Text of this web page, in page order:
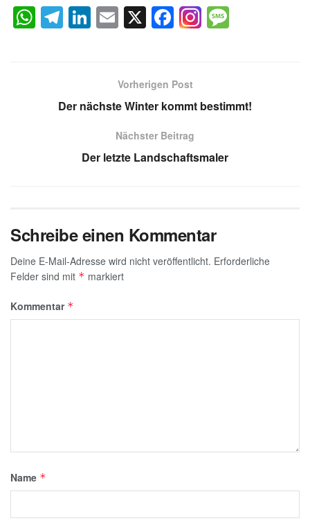
W
h
T
el
a
Li
n
dI
E
m
X F
a
e
b
o
o
k
g
Vorherigen Post
Der nächste Winter kommt bestimmt!
Nächster Beitrag
Der letzte Landschaftsmaler
Schreibe einen Kommentar
Deine E-Mail-Adresse wird nicht veröffentlicht. Erforderliche
Felder sind mit * markiert
Kommentar *
Name *